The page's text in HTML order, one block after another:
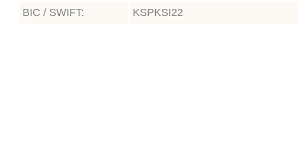
BIC / SWIFT:
KSPKSI22